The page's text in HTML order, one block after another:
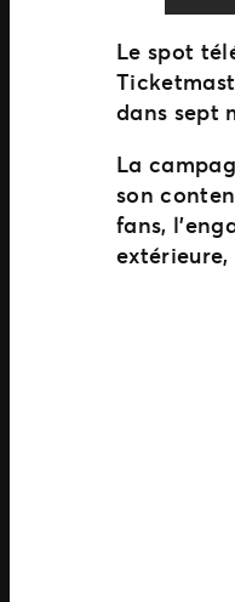
Le spot
dans sept
La
son
fans,